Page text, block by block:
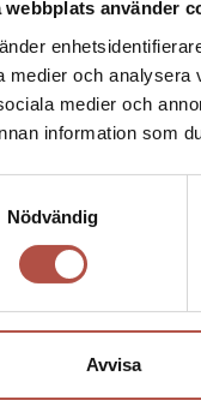
webbplats använder
medier och analysera
medier och
information som
Nödvändig
Avvisa